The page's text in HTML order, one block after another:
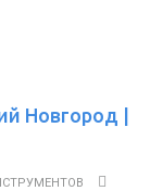
Новгород |